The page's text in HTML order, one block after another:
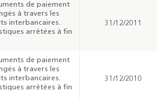
de paiement
à travers les
interbancaires.
arrêtées à fin
31/12/2011
de paiement
à travers les
interbancaires.
arrêtées à fin
31/12/2010
- 2026